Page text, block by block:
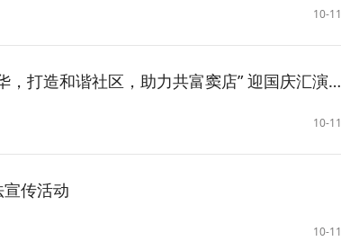
10-11
造和谐社区，助力共富窦店” 迎国庆汇演活动
10-11
传活动
10-11